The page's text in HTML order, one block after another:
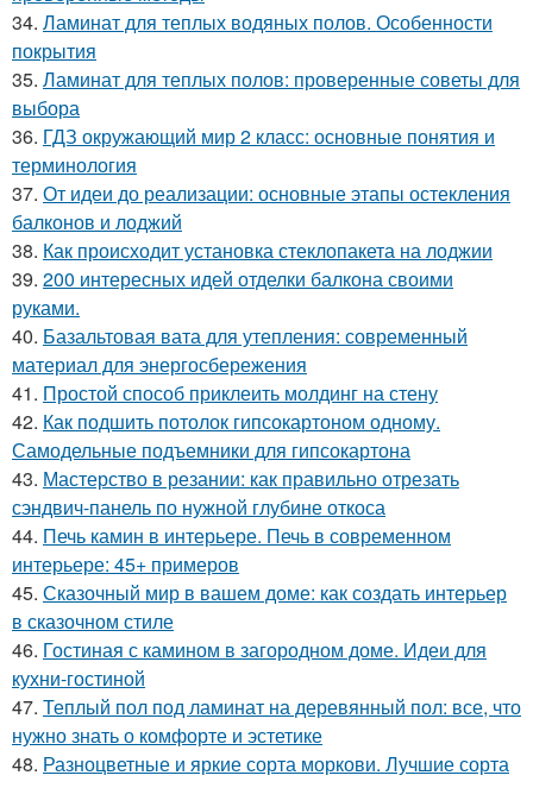
34. Ламинат для теплых водяных полов. Особенности
покрытия
35. Ламинат для теплых полов: проверенные советы для
выбора
36. ГДЗ окружающий мир 2 класс: основные понятия и
терминология
37. От идеи до реализации: основные этапы остекления
балконов и лоджий
38. Как происходит установка стеклопакета на лоджии
39. 200 интересных идей отделки балкона своими
руками.
40. Базальтовая вата для утепления: современный
материал для энергосбережения
41. Простой способ приклеить молдинг на стену
42. Как подшить потолок гипсокартоном одному.
Самодельные подъемники для гипсокартона
43. Мастерство в резании: как правильно отрезать
сэндвич-панель по нужной глубине откоса
44. Печь камин в интерьере. Печь в современном
интерьере: 45+ примеров
45. Сказочный мир в вашем доме: как создать интерьер
в сказочном стиле
46. Гостиная с камином в загородном доме. Идеи для
кухни-гостиной
47. Теплый пол под ламинат на деревянный пол: все, что
нужно знать о комфорте и эстетике
48. Разноцветные и яркие сорта моркови. Лучшие сорта